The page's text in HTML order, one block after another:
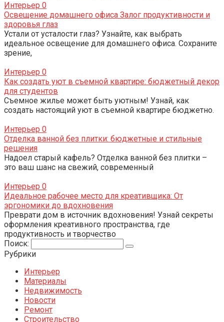
Интерьер 0
Освещение домашнего офиса Залог продуктивности и
здоровья глаз
Устали от усталости глаз? Узнайте, как выбрать
идеальное освещение для домашнего офиса. Сохраните
зрение,
Интерьер 0
Как создать уют в съемной квартире: бюджетный декор
для студентов
Съемное жилье может быть уютным! Узнай, как
создать настоящий уют в съемной квартире бюджетно.
Интерьер 0
Отделка ванной без плитки: бюджетные и стильные
решения
Надоел старый кафель? Отделка ванной без плитки –
это ваш шанс на свежий, современный
Интерьер 0
Идеальное рабочее место для креативщика: От
эргономики до вдохновения
Преврати дом в источник вдохновения! Узнай секреты
оформления креативного пространства, где
продуктивность и творчество
Поиск:
Рубрики
Интерьер
Материалы
Недвижимость
Новости
Ремонт
Строительство